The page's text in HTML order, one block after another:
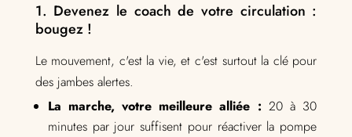
1. Devenez le coach de votre circulation :
bougez !
Le mouvement, c'est la vie, et c'est surtout la clé pour
des jambes alertes.
La marche, votre meilleure alliée : 20 à 30
minutes par jour suffisent pour réactiver la pompe